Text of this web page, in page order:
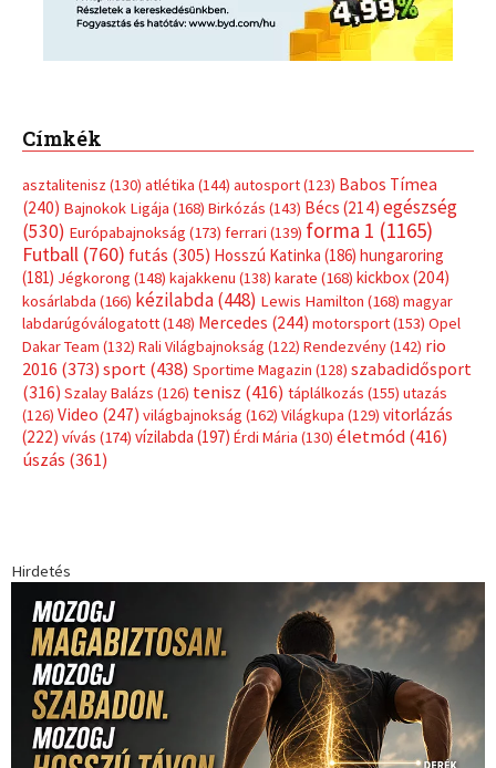
Címkék
asztalitenisz (130) atlétika (144) autosport(123) Babos Tímea
(240) Bajnokok Ligája (168) Birkózás (143) Bécs (214) egészség
(530) Európabajnokság (173) ferrari (139) forma 1 (1165)
Futball (760) futás (305) Hosszú Katinka (186) hungaroring
(181) Jégkorong (148) kajakkenu (138) karate (168) kickbox(204)
kosárlabda (166) kézilabda(448) Lewis Hamilton (168) magyar
labdarúgóválogatott(148) Mercedes (244) motorsport(153) Opel
Dakar Team (132) Rali Világbajnokság (122) Rendezvény(142) rio
2016 (373) sport(438) Sportime Magazin (128) szabadidősport
(316) Szalay Balázs (126) tenisz (416) táplálkozás (155) utazás
(126) Video (247) világbajnokság (162) Világkupa (129) vitorlázás
(222) vívás (174) vízilabda (197) Érdi Mária (130) életmód(416)
úszás (361)
Hirdetés